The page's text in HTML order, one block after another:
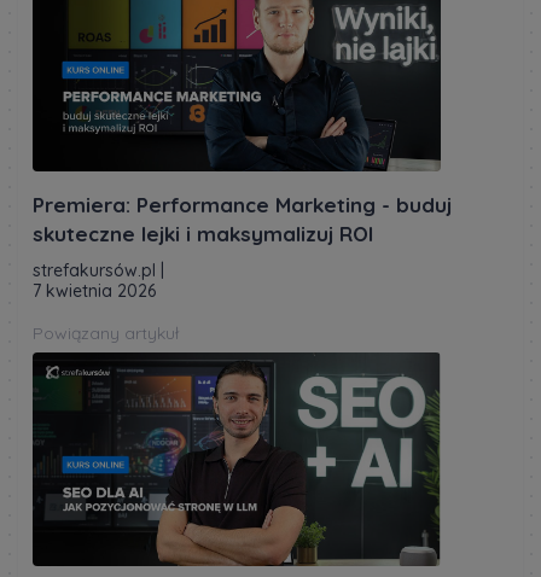
Premiera: Performance Marketing - buduj
skuteczne lejki i maksymalizuj ROI
strefakursów.pl
7 kwietnia 2026
Powiązany artykuł